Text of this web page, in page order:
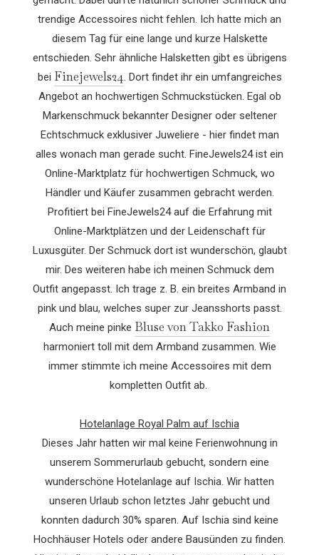
trendige Accessoires nicht fehlen. Ich hatte mich an
diesem Tag für eine lange und kurze Halskette
entschieden. Sehr ähnliche Halsketten gibt es übrigens
bei Finejewels24. Dort findet ihr ein umfangreiches
Angebot an hochwertigen Schmuckstücken. Egal ob
Markenschmuck bekannter Designer oder seltener
Echtschmuck exklusiver Juweliere - hier findet man
alles wonach man gerade sucht. FineJewels24 ist ein
Online-Marktplatz für hochwertigen Schmuck, wo
Händler und Käufer zusammen gebracht werden.
Profitiert bei FineJewels24 auf die Erfahrung mit
Online-Marktplätzen und der Leidenschaft für
Luxusgüter. Der Schmuck dort ist wunderschön, glaubt
mir. Des weiteren habe ich meinen Schmuck dem
Outfit angepasst. Ich trage z. B. ein breites Armband in
pink und blau, welches super zur Jeansshorts passt.
Auch meine pinke Bluse von Takko Fashion
harmoniert toll mit dem Armband zusammen. Wie
immer stimmte ich meine Accessoires mit dem
kompletten Outfit ab.
Hotelanlage Royal Palm auf Ischia
Dieses Jahr hatten wir mal keine Ferienwohnung in
unserem Sommerurlaub gebucht, sondern eine
wunderschöne Hotelanlage auf Ischia. Wir hatten
unseren Urlaub schon letztes Jahr gebucht und
konnten dadurch 30% sparen. Auf Ischia sind keine
Hochhäuser Hotels oder andere Bausünden zu finden.